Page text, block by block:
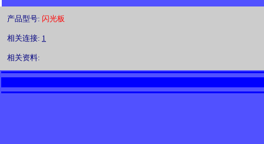
产品型号: 闪光板
相关连接: 1
相关资料: